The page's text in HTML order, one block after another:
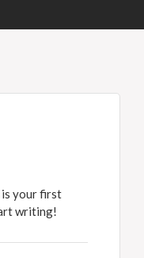
is your first
writing!